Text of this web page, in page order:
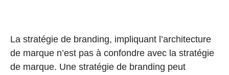
La stratégie de branding, impliquant l’architecture
de marque n’est pas à confondre avec la stratégie
de marque. Une stratégie de branding peut